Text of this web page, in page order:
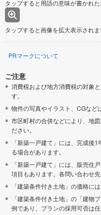
タップすると用語の意味が書かれた
タップすると画像を拡大表示されま
PRマークについて
ご注意
消費税および地方消費税の対象
す。
物件の写真やイラスト、CGなど
市区町村の合併などにより、地
ださい。
「新築一戸建て」には、完成後
る場合があります。
「新築一戸建て」には、販売住
項目もあります。各問い合わせ先
「建築条件付き土地」の価格に
「建築条件付き土地」の「建物
例であり、プランの採用可否は任